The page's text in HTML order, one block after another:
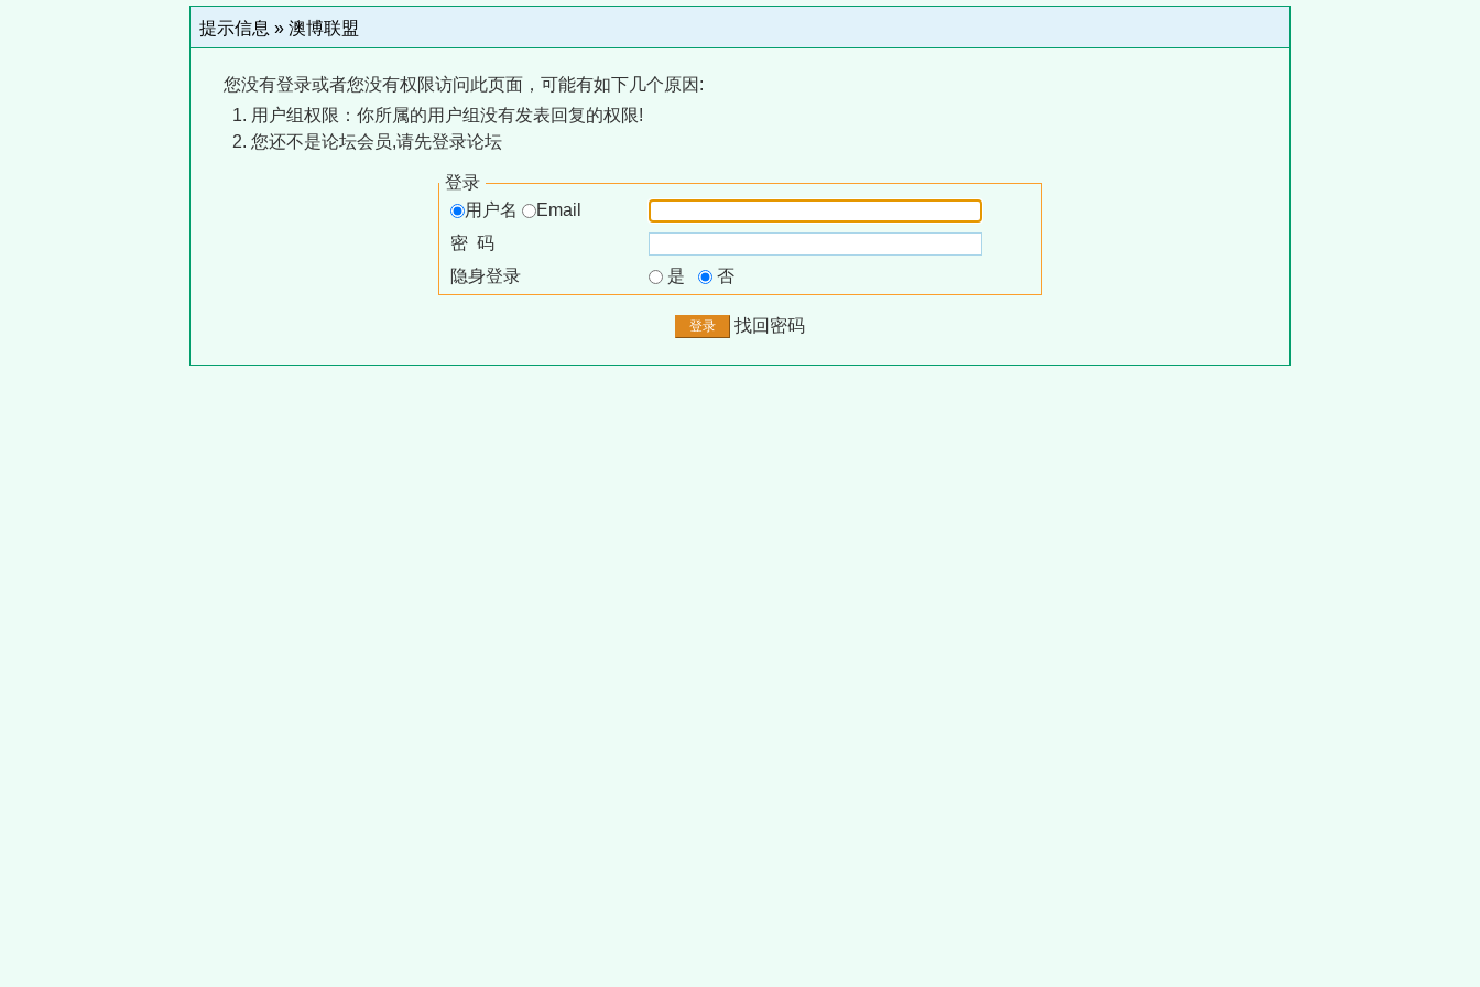
提示信息 » 澳博联盟
您没有登录或者您没有权限访问此页面，可能有如下几个原因:
用户组权限：你所属的用户组没有发表回复的权限!
您还不是论坛会员,请先登录论坛
登录
用户名
Email
密 码
隐身登录
是 否
找回密码